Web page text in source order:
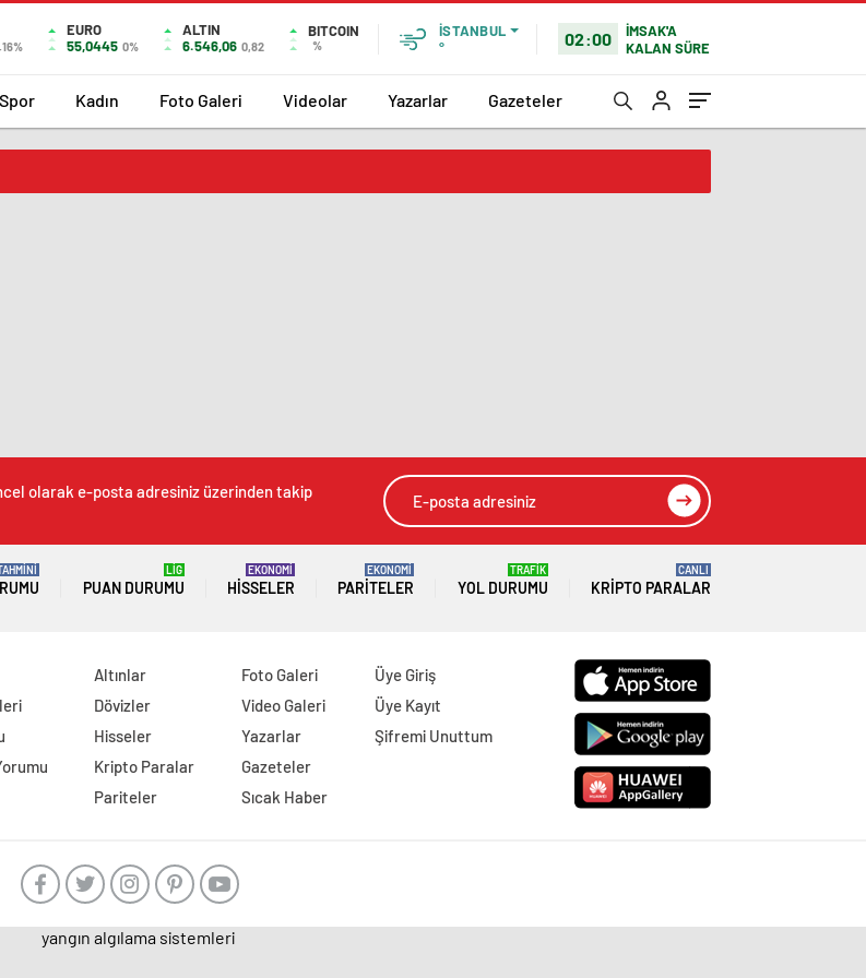
EURO
55,0445 0%
ALTIN
6.546,06 0,82
BITCOIN
%
İSTANBUL
°
02:00
İMSAK'A
KALAN SÜRE
Spor Kadın Foto Galeri Videolar Yazarlar Gazeteler
olarak e-posta adresiniz üzerinden takip
PUAN DURUMU
LİG
HISSELER
EKONOMİ
PARITELER
EKONOMİ
YOL DURUMU
TRAFİK
KRIPTO PARALAR
CANLI
Altınlar
Dövizler
Hisseler
Kripto Paralar
Pariteler
Foto Galeri
Video Galeri
Yazarlar
Gazeteler
Sıcak Haber
Üye Giriş
Üye Kayıt
Şifremi Unuttum
yangın algılama sistemleri